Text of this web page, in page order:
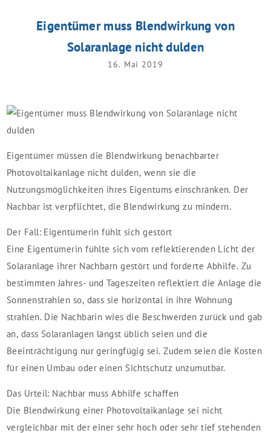
Eigentümer muss Blendwirkung von
Solaranlage nicht dulden
16. Mai 2019
Eigentümer müssen die Blendwirkung benachbarter
Photovoltaikanlage nicht dulden, wenn sie die
Nutzungsmöglichkeiten ihres Eigentums einschränken. Der
Nachbar ist verpflichtet, die Blendwirkung zu mindern.
Der Fall: Eigentümerin fühlt sich gestört
Eine Eigentümerin fühlte sich vom reflektierenden Licht der
Solaranlage ihrer Nachbarn gestört und forderte Abhilfe. Zu
bestimmten Jahres- und Tageszeiten reflektiert die Anlage die
Sonnenstrahlen so, dass sie horizontal in ihre Wohnung
strahlen. Die Nachbarin wies die Beschwerden zurück und gab
an, dass Solaranlagen längst üblich seien und die
Beeinträchtigung nur geringfügig sei. Zudem seien die Kosten
für einen Umbau oder einen Sichtschutz unzumutbar.
Das Urteil: Nachbar muss Abhilfe schaffen
Die Blendwirkung einer Photovoltaikanlage sei nicht
vergleichbar mit der einer sehr hoch oder sehr tief stehenden